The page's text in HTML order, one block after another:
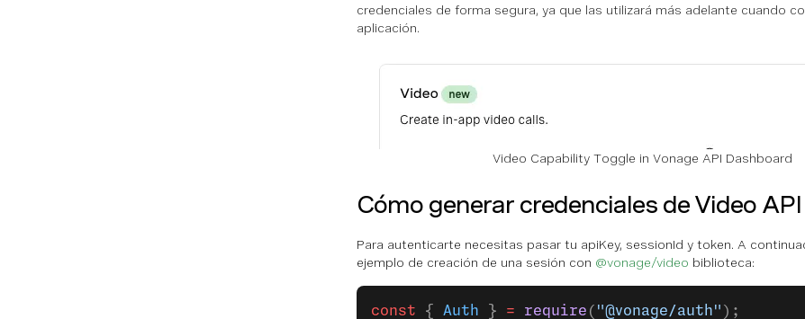
credenciales de forma segura, ya que las utilizará más adelante cuando
aplicación.
Video Capability Toggle in Vonage API Dashboard
Cómo generar credenciales de Video API
Para autenticarte necesitas pasar tu apiKey, sessionId y token. A
ejemplo de creación de una sesión con @vonage/video biblioteca:
const { Auth } = require ( "@vonage/auth" );